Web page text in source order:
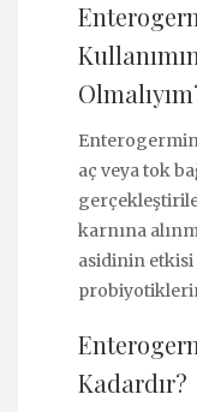
aç veya tok
karnına
asidinin
Kadardır?